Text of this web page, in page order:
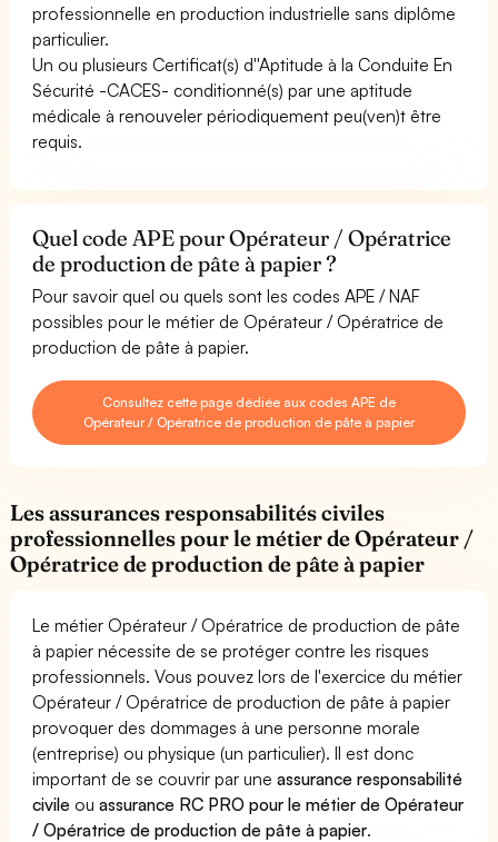
professionnelle en production industrielle sans diplôme
particulier.
Un ou plusieurs Certificat(s) d''Aptitude à la Conduite En
Sécurité -CACES- conditionné(s) par une aptitude
médicale à renouveler périodiquement peu(ven)t être
requis.
Quel code APE pour Opérateur / Opératrice
de production de pâte à papier ?
Pour savoir quel ou quels sont les codes APE / NAF
possibles pour le métier de Opérateur / Opératrice de
production de pâte à papier.
Consultez cette page dédiée aux codes APE de
Opérateur / Opératrice de production de pâte à papier
Les assurances responsabilités civiles
professionnelles pour le métier de Opérateur /
Opératrice de production de pâte à papier
Le métier Opérateur / Opératrice de production de pâte
à papier nécessite de se protéger contre les risques
professionnels. Vous pouvez lors de l'exercice du métier
Opérateur / Opératrice de production de pâte à papier
provoquer des dommages à une personne morale
(entreprise) ou physique (un particulier). Il est donc
important de se couvrir par uneassurance responsabilité
civile ouassurance RC PRO pour le métier de Opérateur
/ Opératrice de production de pâte à papier.